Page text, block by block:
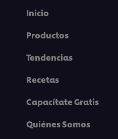
Inicio
Productos
Tendencias
Recetas
Capacítate Gratis
Quiénes Somos